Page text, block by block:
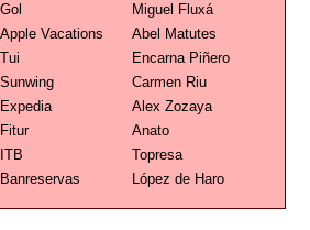
Gol
Miguel Fluxá
Apple Vacations
Abel Matutes
Tui
Encarna Piñero
Sunwing
Carmen Riu
Expedia
Alex Zozaya
Fitur
Anato
ITB
Topresa
Banreservas López de Haro